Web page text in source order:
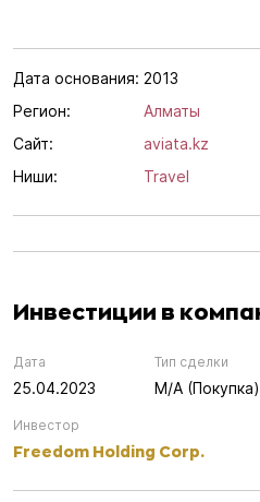
Дата основания: 2013
Регион:
Алматы
Сайт:
aviata.kz
Ниши:
Travel
Инвестиции в
Дата
25.04.2023
Тип сделки
M/A (Покупка)
Инвестор
Freedom Holding Corp.